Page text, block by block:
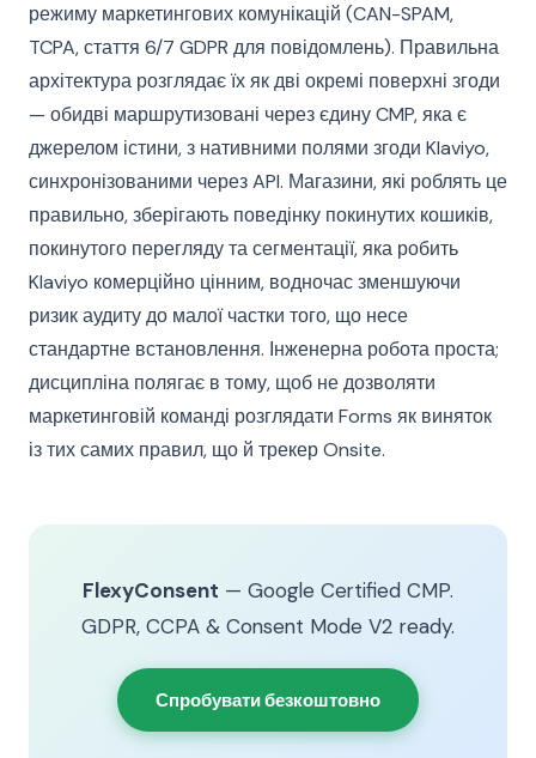
режиму маркетингових комунікацій (CAN-SPAM,
TCPA, стаття 6/7 GDPR для повідомлень). Правильна
архітектура розглядає їх як дві окремі поверхні згоди
— обидві маршрутизовані через єдину CMP, яка є
джерелом істини, з нативними полями згоди Klaviyo,
синхронізованими через API. Магазини, які роблять це
правильно, зберігають поведінку покинутих кошиків,
покинутого перегляду та сегментації, яка робить
Klaviyo комерційно цінним, водночас зменшуючи
ризик аудиту до малої частки того, що несе
стандартне встановлення. Інженерна робота проста;
дисципліна полягає в тому, щоб не дозволяти
маркетинговій команді розглядати Forms як виняток
із тих самих правил, що й трекер Onsite.
FlexyConsent — Google Certified CMP.
GDPR, CCPA & Consent Mode V2 ready.
Спробувати безкоштовно